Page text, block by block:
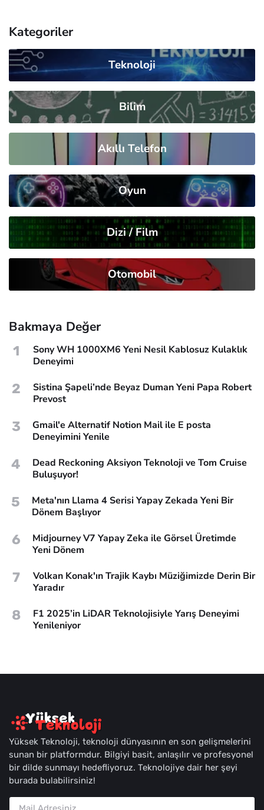
Kategoriler
Teknoloji
Bilim
Akıllı Telefon
Oyun
Dizi / Film
Otomobil
Bakmaya Değer
1
Sony WH 1000XM6 Yeni Nesil Kablosuz Kulaklık
Deneyimi
2
Sistina Şapeli’nde Beyaz Duman Yeni Papa Robert
Prevost
3
Gmail'e Alternatif Notion Mail ile E posta
Deneyimini Yenile
4
Dead Reckoning Aksiyon Teknoloji ve Tom Cruise
Buluşuyor!
5
Meta'nın Llama 4 Serisi Yapay Zekada Yeni Bir
Dönem Başlıyor
6
Midjourney V7 Yapay Zeka ile Görsel Üretimde
Yeni Dönem
7
Volkan Konak'ın Trajik Kaybı Müziğimizde Derin Bir
Yaradır
8
F1 2025’in LiDAR Teknolojisiyle Yarış Deneyimi
Yenileniyor
Yüksek Teknoloji, teknoloji dünyasının en son gelişmelerini
sunan bir platformdur. Bilgiyi basit, anlaşılır ve profesyonel
bir dilde sunmayı hedefliyoruz. Teknolojiye dair her şeyi
burada bulabilirsiniz!